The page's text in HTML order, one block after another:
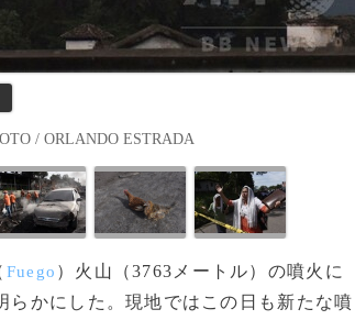
/ ORLANDO ESTRADA
Fuego ）火山（3763メートル）の噴火に
らかにした。現地ではこの日も新たな噴